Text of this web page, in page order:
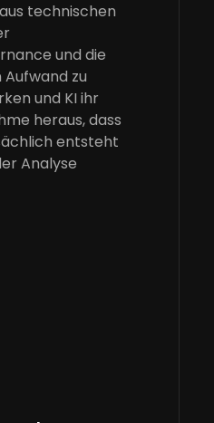
technischen
und die
zu
und KI ihr
heraus, dass
entsteht
Analyse